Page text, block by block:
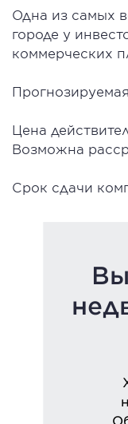
Одна из самых
городе у
коммерческих
Цена
Возможна
Срок сдачи